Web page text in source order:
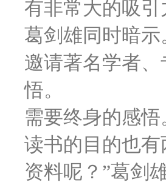
有非常大的吸
葛剑雄同时暗示
邀请著名学者
悟。
需要终身的感悟
读书的目的也
资料呢？”葛剑